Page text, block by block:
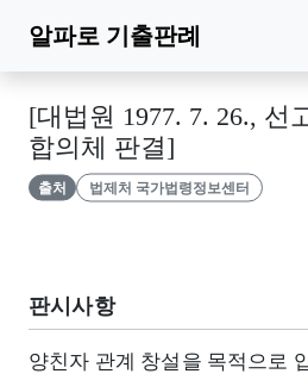
알파로 기출판례
[대법원 1977. 7. 26., 선
합의체 판결]
출처 법제처 국가법령정보센터
판시사항
양친자 관계 창설을 목적으로